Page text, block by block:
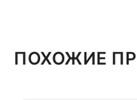
ПОХОЖИЕ